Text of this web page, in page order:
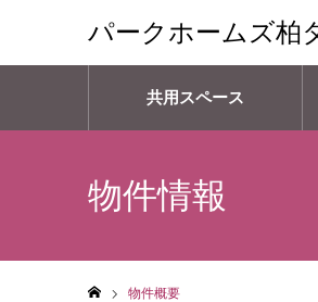
パークホームズ柏
共用スペース
物件情報
物件概要